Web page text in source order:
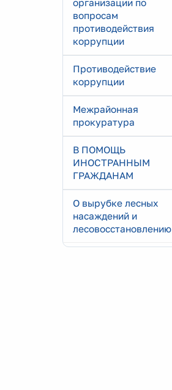
организации по
вопросам
противодействия
коррупции
Противодействие
коррупции
Межрайонная
прокуратура
В ПОМОЩЬ
ИНОСТРАННЫМ
ГРАЖДАНАМ
О вырубке лесных
насаждений и
лесовосстановлению